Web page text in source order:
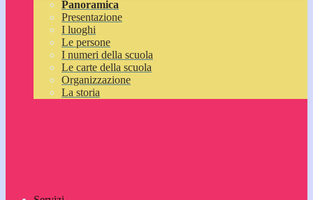
Panoramica
Presentazione
I luoghi
Le persone
I numeri della scuola
Le carte della scuola
Organizzazione
La storia